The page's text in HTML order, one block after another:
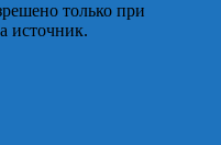
только при
источник.